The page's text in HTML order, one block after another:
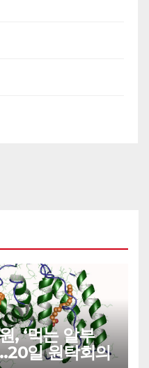
, ‘먹는 알부
일 원탁회의